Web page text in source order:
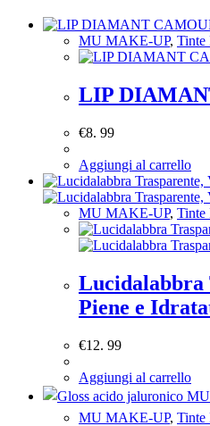
MU MAKE-UP, Tinte
LIP
€8. 99
Aggiungi al carrello
MU MAKE-UP, Tinte
Lucidalabbra
Piene e
€12. 99
Aggiungi al carrello
MU MAKE-UP, Tinte